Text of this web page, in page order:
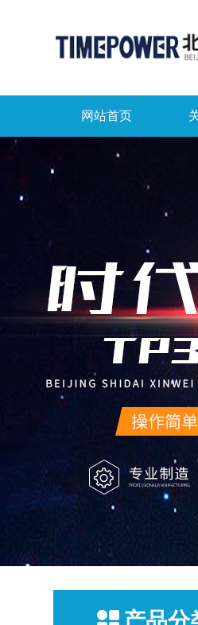
网站首页